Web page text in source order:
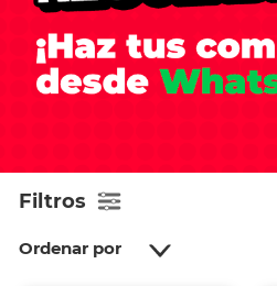
Filtros
Ordenar por